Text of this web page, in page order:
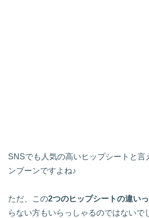
SNSでも人気の高いヒップシートと言
ンブーンですよね♪
ただ、この2つのヒップシートの違い
らない方もいらっしゃるのではないで